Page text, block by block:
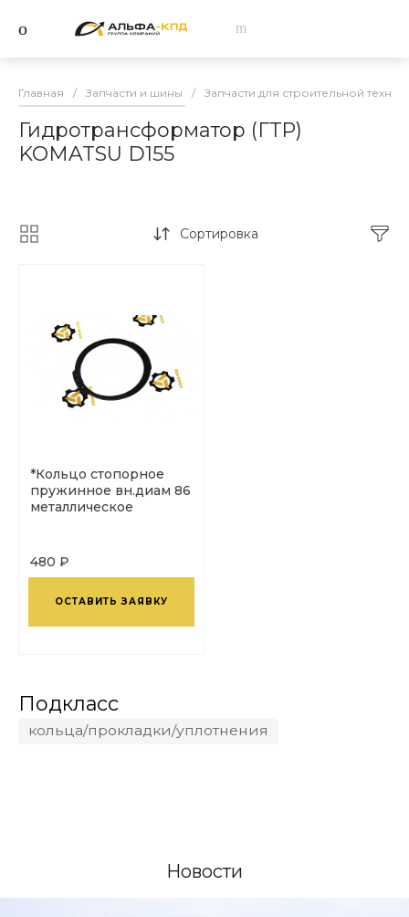
Главная / Запчасти и шины / Запчасти для строительной
Гидротрансформатор (ГТР)
KOMATSU D155
Сортировка
*Кольцо стопорное
пружинное вн.диам 86
металлическое
480 ₽
ОСТАВИТЬ ЗАЯВКУ
Подкласс
кольца/прокладки/уплотнения
Новости